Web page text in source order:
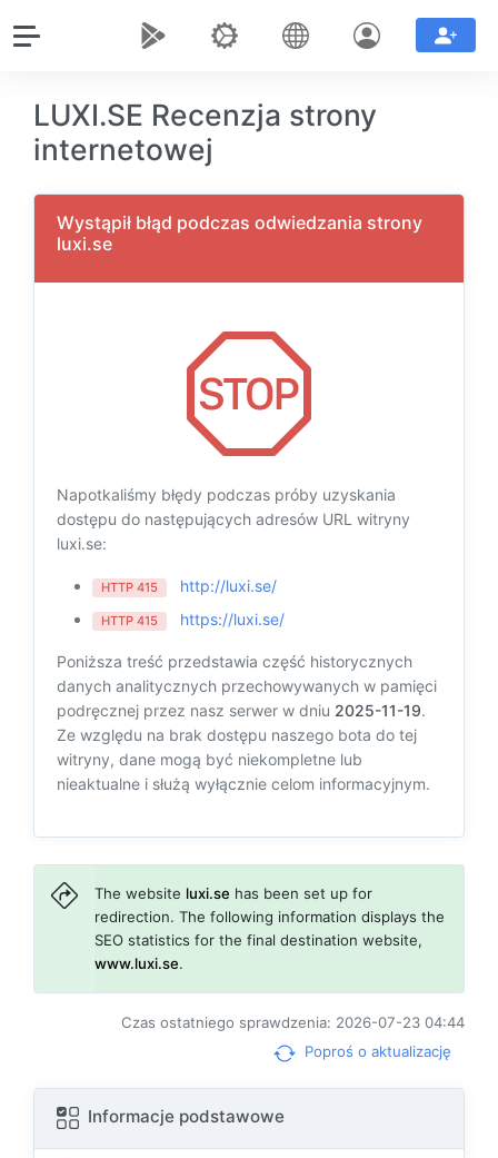
LUXI.SE Recenzja strony
internetowej
Wystąpił błąd podczas odwiedzania strony
luxi.se
Napotkaliśmy błędy podczas próby uzyskania
dostępu do następujących adresów URL witryny
luxi.se:
HTTP 415 http://luxi.se/
HTTP 415 https://luxi.se/
Poniższa treść przedstawia część historycznych
danych analitycznych przechowywanych w pamięci
podręcznej przez nasz serwer w dniu 2025-11-19.
Ze względu na brak dostępu naszego bota do tej
witryny, dane mogą być niekompletne lub
nieaktualne i służą wyłącznie celom informacyjnym.
The website luxi.se has been set up for
redirection. The following information displays the
SEO statistics for the final destination website,
www.luxi.se.
Czas ostatniego sprawdzenia: 2026-07-23 04:44
Poproś o aktualizację
Informacje podstawowe